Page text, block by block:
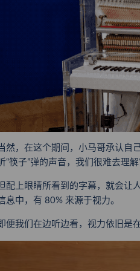
然，在这个期间，小马哥承认自
“筷子”弹的声音，我们很难去理解
配上眼睛所看到的字幕，就会让
息中，有 80% 来源于视力。
便我们在边听边看，视力依旧是